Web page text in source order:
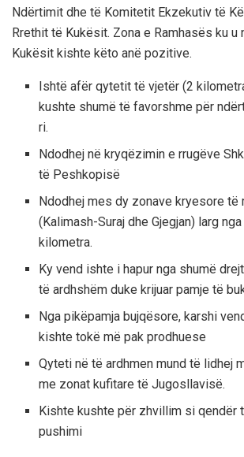
Ndërtimit dhe të Komitetit Ekzekutiv të
Rrethit të Kukësit. Zona e Ramhasës ku
Kukësit kishte këto anë pozitive.
Ishtë afër qytetit të vjetër (2
kushte shumë të favorshme për
ri.
Ndodhej në kryqëzimin e rrugëve
të Peshkopisë
Ndodhej mes dy zonave kryesore të
(Kalimash-Suraj dhe Gjegjan) larg
kilometra.
Ky vend ishte i hapur nga shumë
të ardhshëm duke krijuar pamje të
Nga pikëpamja bujqësore, karshi
kishte tokë më pak prodhuese
Qyteti në të ardhmen mund të lidhej
me zonat kufitare të Jugosllavisë.
Kishte kushte për zhvillim si qendër
pushimi